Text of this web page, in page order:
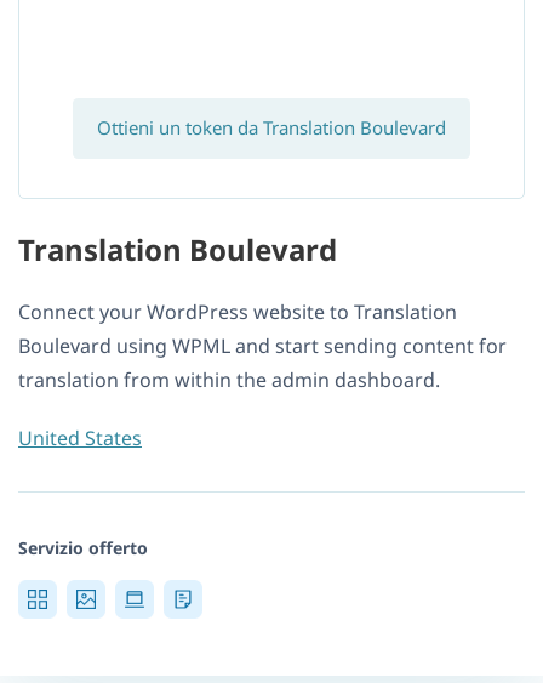
Ottieni un token da Translation Boulevard
Translation Boulevard
Connect your WordPress website to Translation
Boulevard using WPML and start sending content for
translation from within the admin dashboard.
United States
Servizio offerto